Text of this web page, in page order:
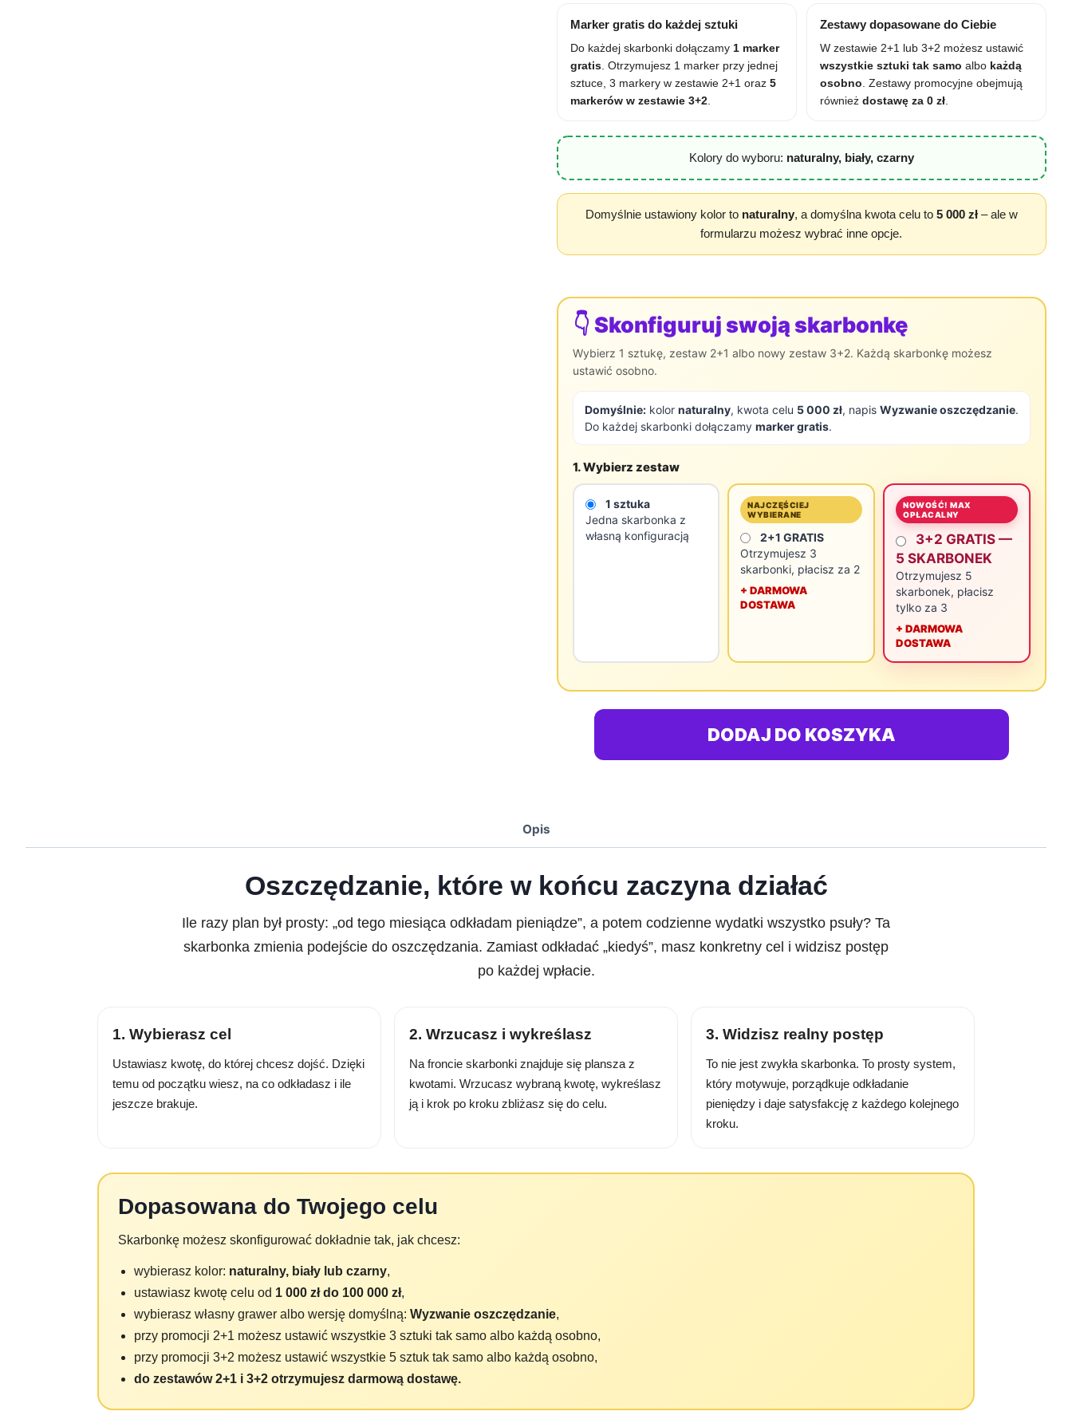
Marker gratis do każdej sztuki
Do każdej skarbonki dołączamy 1 marker
gratis. Otrzymujesz 1 marker przy jednej
sztuce, 3 markery w zestawie 2+1 oraz 5
markerów w zestawie 3+2.
Zestawy dopasowane do Ciebie
W zestawie 2+1 lub 3+2 możesz ustawić
wszystkie sztuki tak samo albo każdą
osobno . Zestawy promocyjne obejmują
również dostawę za 0 zł.
Kolory do wyboru: naturalny, biały, czarny
Domyślnie ustawiony kolor to naturalny, a domyślna kwota celu to 5 000 zł– ale w
formularzu możesz wybrać inne opcje.
Skonfiguruj swoją skarbonkę
Wybierz 1 sztukę, zestaw 2+1 albo nowy zestaw 3+2. Każdą skarbonkę możesz
ustawić osobno.
Domyślnie:kolor naturalny, kwota celu 5 000 zł, napis Wyzwanie oszczędzanie.
Do każdej skarbonki dołączamy marker gratis.
1. Wybierz zestaw
1 sztuka
Jedna skarbonka z
własną konfiguracją
NAJCZĘŚCIEJ
WYBIERANE
2+1 GRATIS
Otrzymujesz 3
skarbonki, płacisz za 2
+ DARMOWA
DOSTAWA
NOWOŚĆ! MAX
OPŁACALNY
3+2 GRATIS —
5 SKARBONEK
Otrzymujesz 5
skarbonek, płacisz
tylko za 3
+ DARMOWA
DOSTAWA
DODAJ DO KOSZYKA
Opis
Oszczędzanie, które w końcu zaczyna działać
Ile razy plan był prosty: „od tego miesiąca odkładam pieniądze”, a potem codzienne wydatki wszystko psuły? Ta
skarbonka zmienia podejście do oszczędzania. Zamiast odkładać „kiedyś”, masz konkretny cel i widzisz postęp
po każdej wpłacie.
1. Wybierasz cel
Ustawiasz kwotę, do której chcesz dojść. Dzięki
temu od początku wiesz, na co odkładasz i ile
jeszcze brakuje.
2. Wrzucasz i wykreślasz
Na froncie skarbonki znajduje się plansza z
kwotami. Wrzucasz wybraną kwotę, wykreślasz
ją i krok po kroku zbliżasz się do celu.
3. Widzisz realny postęp
To nie jest zwykła skarbonka. To prosty system,
który motywuje, porządkuje odkładanie
pieniędzy i daje satysfakcję z każdego kolejnego
kroku.
Dopasowana do Twojego celu
Skarbonkę możesz skonfigurować dokładnie tak, jak chcesz:
wybierasz kolor: naturalny, biały lub czarny,
ustawiasz kwotę celu od 1 000 zł do 100 000 zł,
wybierasz własny grawer albo wersję domyślną: Wyzwanie oszczędzanie,
przy promocji 2+1 możesz ustawić wszystkie 3 sztuki tak samo albo każdą osobno,
przy promocji 3+2 możesz ustawić wszystkie 5 sztuk tak samo albo każdą osobno,
do zestawów 2+1 i 3+2 otrzymujesz darmową dostawę.